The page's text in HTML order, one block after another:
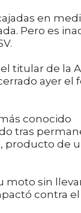
en
Pero es
titular de la
ayer el
conocido
tras
producto de
moto sin
contra el